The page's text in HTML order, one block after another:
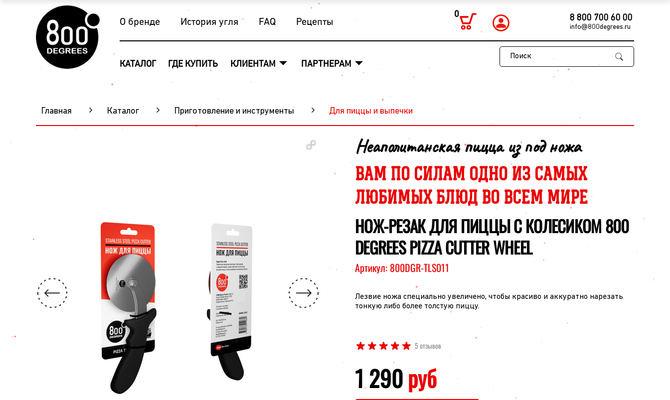
О бренде История угля FAQ Рецепты
0 8 800 700 60 00
info@800degrees.ru
КАТАЛОГ ГДЕ КУПИТЬ КЛИЕНТАМ ПАРТНЕРАМ
Поиск
Главная Каталог Приготовление и инструменты Для пиццы и выпечки
Неаполитанская пицца из под ножа
ВАМ ПО СИЛАМ ОДНО ИЗ САМЫХ
ЛЮБИМЫХ БЛЮД ВО ВСЕМ МИРЕ
НОЖ-РЕЗАК ДЛЯ ПИЦЦЫ С КОЛЕСИКОМ 800
DEGREES PIZZA CUTTER WHEEL
Артикул: 800DGR-TLS011
Лезвие ножа специально увеличено, чтобы красиво и аккуратно нарезать
тонкую либо более толстую пиццу.
5 отзывов
1 290руб